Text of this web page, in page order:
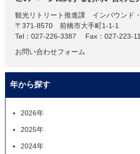
観光リトリート推進課
インバウンド
〒371-8570
前橋市大手町1-1-1
Tel：027-226-3387
Fax：027-223-
お問い合わせフォーム
年から探す
2026年
2025年
2024年